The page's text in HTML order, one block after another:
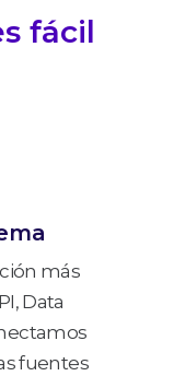
fácil
más
Data
fuentes